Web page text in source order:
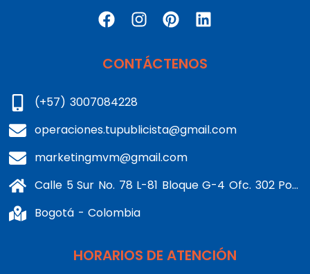
CONTÁCTENOS
(+57) 3007084228
operaciones.tupublicista@gmail.com
marketingmvm@gmail.com
Calle 5 Sur No. 78 L-81 Bloque G-4 Ofc. 302 Portería 1 Banderas - Kennedy
Bogotá - Colombia
HORARIOS DE ATENCIÓN